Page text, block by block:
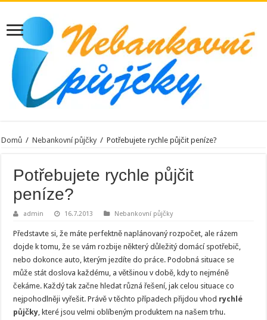
Domů / Nebankovní půjčky / Potřebujete rychle půjčit peníze?
Potřebujete rychle půjčit
peníze?
admin 16.7.2013 Nebankovní půjčky
Představte si, že máte perfektně naplánovaný rozpočet, ale rázem
dojde k tomu, že se vám rozbije některý důležitý domácí spotřebič,
nebo dokonce auto, kterým jezdíte do práce. Podobná situace se
může stát doslova každému, a většinou v době, kdy to nejméně
čekáme. Každý tak začne hledat různá řešení, jak celou situace co
nejpohodlněji vyřešit. Právě v těchto případech přijdou vhod rychlé
půjčky, které jsou velmi oblíbeným produktem na našem trhu.